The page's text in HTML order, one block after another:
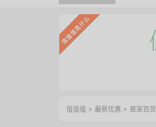
值值值 > 最新优惠 > 居家百货